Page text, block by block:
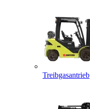
Treibgasantrieb